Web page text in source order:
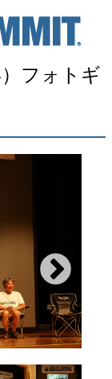
フォトギ